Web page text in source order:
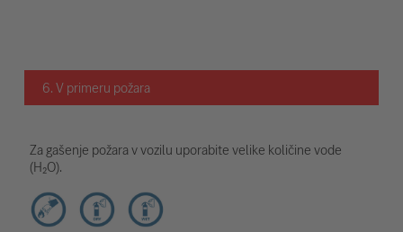
6. V primeru požara
Za gašenje požara v vozilu uporabite velike količine vode
(H₂O).